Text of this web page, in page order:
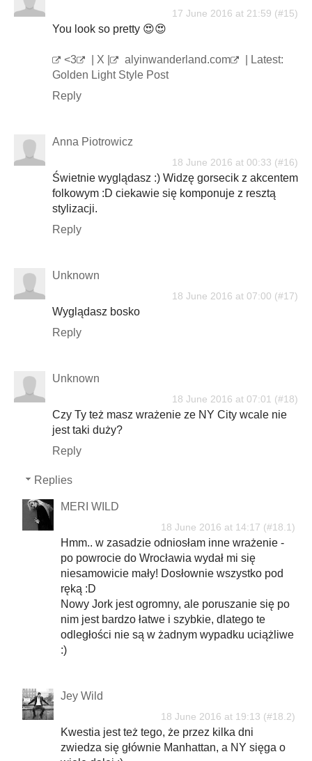
17 June 2016 at 21:59
You look so pretty 😍😍
<3 | X | alyinwanderland.com
| Latest:
Golden Light Style Post
Reply
Anna Piotrowicz
18 June 2016 at 00:33
Świetnie wyglądasz :) Widzę gorsecik z akcentem
folkowym :D ciekawie się komponuje z resztą
stylizacji.
Reply
Unknown
18 June 2016 at 07:00
Wyglądasz bosko
Reply
Unknown
18 June 2016 at 07:01
Czy Ty też masz wrażenie ze NY City wcale nie
jest taki duży?
Reply
Replies
MERI WILD
18 June 2016 at 14:17
Hmm.. w zasadzie odniosłam inne wrażenie -
po powrocie do Wrocławia wydał mi się
niesamowicie mały! Dosłownie wszystko pod
ręką :D
Nowy Jork jest ogromny, ale poruszanie się po
nim jest bardzo łatwe i szybkie, dlatego te
odległości nie są w żadnym wypadku uciążliwe
:)
Jey Wild
18 June 2016 at 19:13
Kwestia jest też tego, że przez kilka dni
zwiedza się głównie Manhattan, a NY sięga o